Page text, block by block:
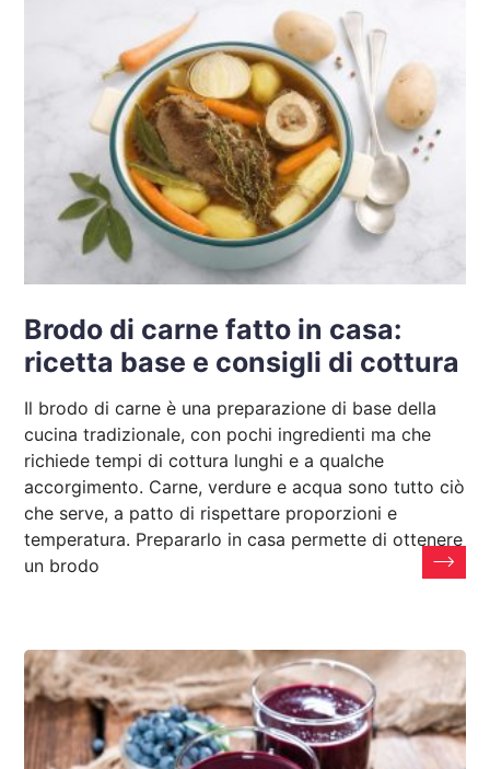
Brodo di carne fatto in casa:
ricetta base e consigli di cottura
Il brodo di carne è una preparazione di base della
cucina tradizionale, con pochi ingredienti ma che
richiede tempi di cottura lunghi e a qualche
accorgimento. Carne, verdure e acqua sono tutto ciò
che serve, a patto di rispettare proporzioni e
temperatura. Prepararlo in casa permette di ottenere
un brodo